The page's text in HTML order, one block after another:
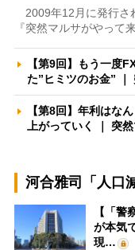
2009年12月に発行さ
『突然マルサがやっ
【第9回】もう一度
た”ヒミツのお金”
【第8回】年利はな
上がっていく ｜ 突
河合雅司「人口
【「
が本気
現…